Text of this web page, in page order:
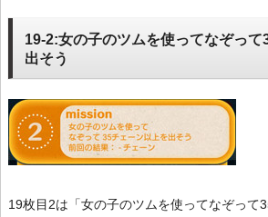
19-2:女の子のツムを使ってなぞっ
出そう
19枚目2は「女の子のツムを使ってなぞって